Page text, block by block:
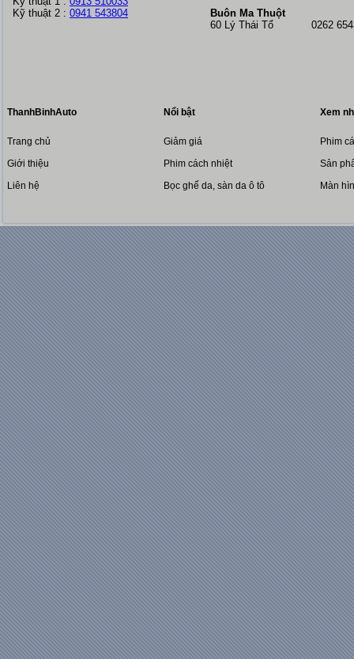
Kỹ thuật 2 : 0941 543804
Buôn Ma Thuột
60 Lý Thái Tổ 0262
ThanhBinhAuto
Trang chủ
Giới thiệu
Liên hệ
Nổi bật
Giảm giá
Phim cách nhiệt
Bọc ghế da, sàn da ô tô
Xem
Phim
Sản
Màn